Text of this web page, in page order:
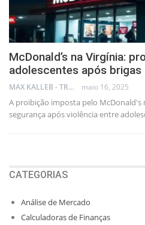
McDonald’s na Virgínia:
adolescentes após brigas
MAX KALLEB - TRADER maio 16, 2025
A proibição imposta pelo McDonald's
segurança após violência entre
CATEGORIAS
Análise de Mercado
Calculadoras de Finanças